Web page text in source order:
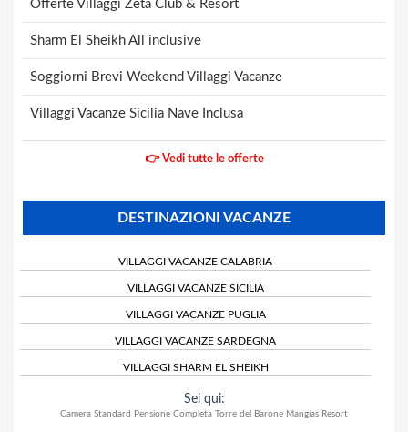
Offerte Villaggi Zeta Club & Resort
Sharm El Sheikh All inclusive
Soggiorni Brevi Weekend Villaggi Vacanze
Villaggi Vacanze Sicilia Nave Inclusa
👉 Vedi tutte le offerte
DESTINAZIONI VACANZE
VILLAGGI VACANZE CALABRIA
VILLAGGI VACANZE SICILIA
VILLAGGI VACANZE PUGLIA
VILLAGGI VACANZE SARDEGNA
VILLAGGI SHARM EL SHEIKH
Sei qui:
Camera Standard Pensione Completa Torre del Barone Mangias Resort